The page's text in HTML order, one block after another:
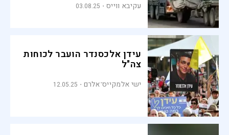
עקיבא ווייס 03.08.25
עידן אלכסנדר הועבר לכוחות
צה"ל
ישי אלמקייס־אלרם 12.05.25